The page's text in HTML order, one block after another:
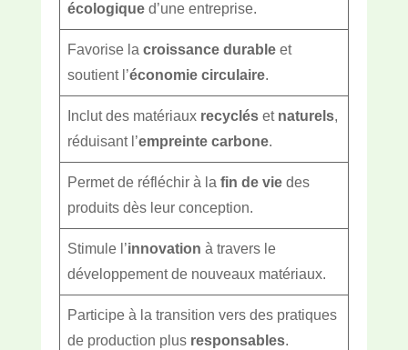
écologiqued’une entreprise.
Favorise la croissance durableet
soutient l’économie circulaire.
Inclut des matériaux recycléset naturels,
réduisant l’empreinte carbone.
Permet de réfléchir à la fin de viedes
produits dès leur conception.
Stimule l’innovation à travers le
développement de nouveaux matériaux.
Participe à la transition vers des pratiques
de production plus responsables.